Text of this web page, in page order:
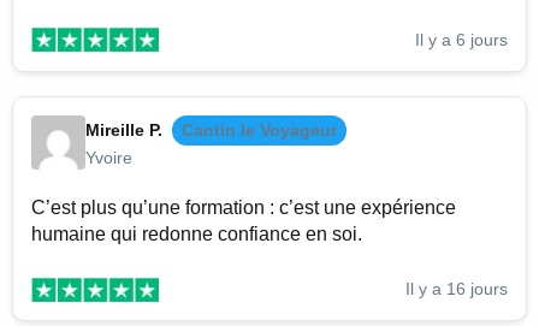
Il y a 6 jours
Mireille P.
Cantin le Voyageur
Yvoire
C’est plus qu’une formation : c’est une expérience
humaine qui redonne confiance en soi.
Il y a 16 jours